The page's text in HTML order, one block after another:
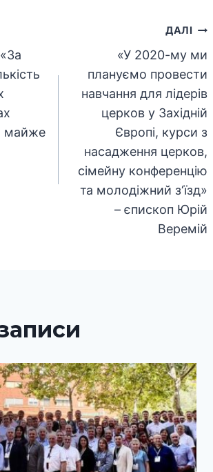
майже
ДАЛІ
«У 2020-му ми
плануємо провести
навчання для лідерів
церков у Західній
Європі, курси з
насадження церков,
сімейну конференцію
та молодіжний з‘їзд»
– єпископ Юрій
Веремій